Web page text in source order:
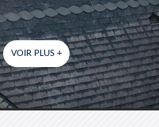
VOIR PLUS +